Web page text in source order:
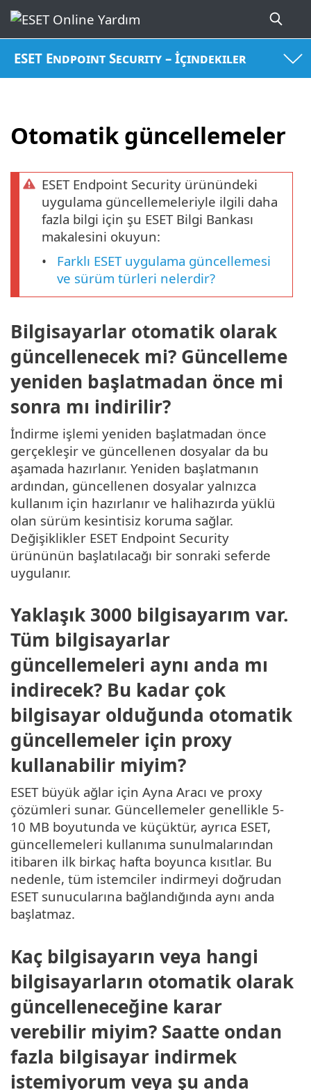
ESET Endpoint Security – İçindekiler
Otomatik güncellemeler
ESET Endpoint Security ürünündeki
uygulama güncellemeleriyle ilgili daha
fazla bilgi için şu ESET Bilgi Bankası
makalesini okuyun:
Farklı ESET uygulama güncellemesi
ve sürüm türleri nelerdir?
Bilgisayarlar otomatik olarak
güncellenecek mi? Güncelleme
yeniden başlatmadan önce mi
sonra mı indirilir?
İndirme işlemi yeniden başlatmadan önce
gerçekleşir ve güncellenen dosyalar da bu
aşamada hazırlanır. Yeniden başlatmanın
ardından, güncellenen dosyalar yalnızca
kullanım için hazırlanır ve halihazırda yüklü
olan sürüm kesintisiz koruma sağlar.
Değişiklikler ESET Endpoint Security
ürününün başlatılacağı bir sonraki seferde
uygulanır.
Yaklaşık 3000 bilgisayarım var.
Tüm bilgisayarlar
güncellemeleri aynı anda mı
indirecek? Bu kadar çok
bilgisayar olduğunda otomatik
güncellemeler için proxy
kullanabilir miyim?
ESET büyük ağlar için Ayna Aracı ve proxy
çözümleri sunar. Güncellemeler genellikle 5-
10 MB boyutunda ve küçüktür, ayrıca ESET,
güncellemeleri kullanıma sunulmalarından
itibaren ilk birkaç hafta boyunca kısıtlar. Bu
nedenle, tüm istemciler indirmeyi doğrudan
ESET sunucularına bağlandığında aynı anda
başlatmaz.
Kaç bilgisayarın veya hangi
bilgisayarların otomatik olarak
güncelleneceğine karar
verebilir miyim? Saatte ondan
fazla bilgisayar indirmek
istemiyorum veya şu anda